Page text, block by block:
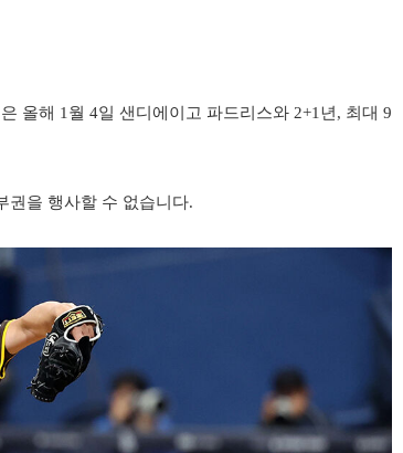
올해 1월 4일 샌디에이고 파드리스와 2+1년, 최대 9
권을 행사할 수 없습니다.